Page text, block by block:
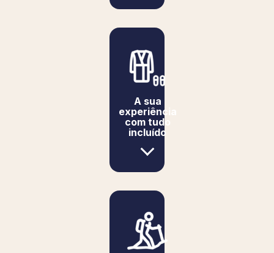
légendaire du Club Med. Un luxe centré, avant
en matière d’environnement de travail : des
Resorts 100% Club Med Exclusive Collection,
des Espaces Club Med Exclusive Collection
dans nos Resorts Premium, des Villas et
Chalets et notre légendaire Voilier 5 mâts.
Tous nos postes sont ouverts aux personnes
en situation de handicap.
A sua
experiência
com tudo
incluído